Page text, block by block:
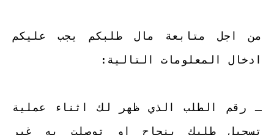
من اجل متابعة مال طلبكم يجب عليكم
ادخال المعلومات التالية:
ـ رقم الطلب الذي ظهر لك اثناء عملية
تسجيل طلبك بنجاح او توصلت به غبر